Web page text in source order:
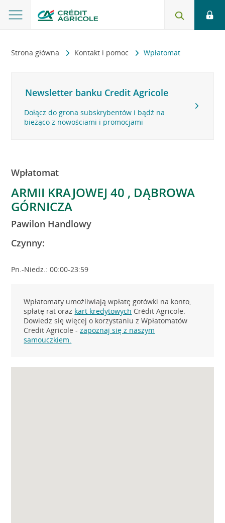
Strona główna Kontakt i pomoc Wpłatomat
Newsletter banku Credit Agricole
Dołącz do grona subskrybentów i bądź na
bieżąco z nowościami i promocjami
Wpłatomat
ARMII KRAJOWEJ 40 , DĄBROWA
GÓRNICZA
Pawilon Handlowy
Czynny:
Pn.-Niedz.: 00:00-23:59
Wpłatomaty umożliwiają wpłatę gotówki na konto,
spłatę rat oraz kart kredytowych Crédit Agricole.
Dowiedz się więcej o korzystaniu z Wpłatomatów
Credit Agricole -zapoznaj się z naszym
samouczkiem.